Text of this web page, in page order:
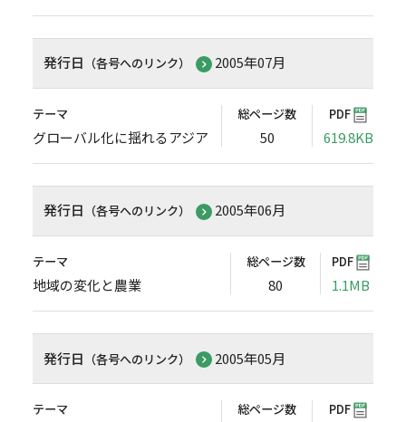
発行日 （各号へのリンク） 2005年07月
テーマ
グローバル化に揺れるアジア
総ページ数
50
PDF
619.8KB
発行日 （各号へのリンク） 2005年06月
テーマ
地域の変化と農業
総ページ数
80
PDF
1.1MB
発行日 （各号へのリンク） 2005年05月
テーマ 総ページ数 PDF